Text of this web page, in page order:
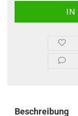
Beschreibung